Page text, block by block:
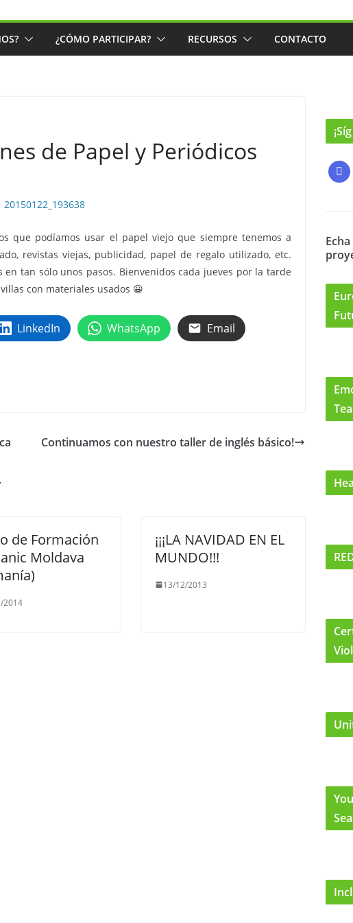
¿CÓMO PARTICIPAR? RECURSOS CONTACTO
de Papel y Periódicos
que podíamos usar el papel viejo que siempre tenemos a
revistas viejas, publicidad, papel de regalo utilizado, etc.
tan sólo unos pasos. Bienvenidos cada jueves por la tarde
con materiales usados 😀
LinkedIn WhatsApp Email
Continuamos con nuestro taller de inglés básico!
de Formación
Moldava
2014
¡¡¡LA NAVIDAD EN EL
MUNDO!!!
13/12/2013
f
a
e
o
o
Sea